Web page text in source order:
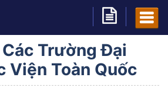
Các Trường Đại
Viện Toàn Quốc